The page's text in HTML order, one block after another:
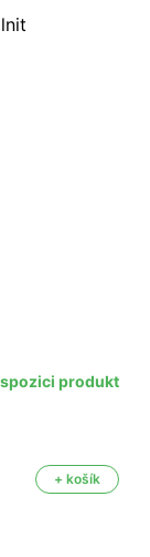
produkt
+ košík